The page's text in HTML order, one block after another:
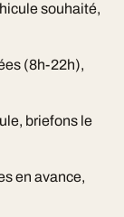
souhaité,
(8h-22h),
briefons le
en avance,